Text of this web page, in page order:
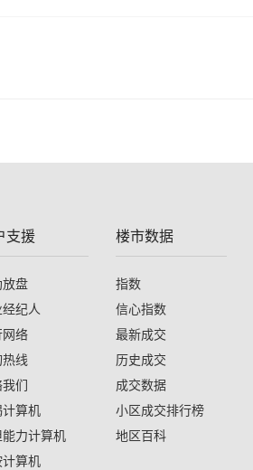
支援
放盘
纪人
网络
线
们
计算机
能力计算机
计算机
楼市数据
指数
信心指数
最新成交
历史成交
成交数据
小区成交排行榜
地区百科